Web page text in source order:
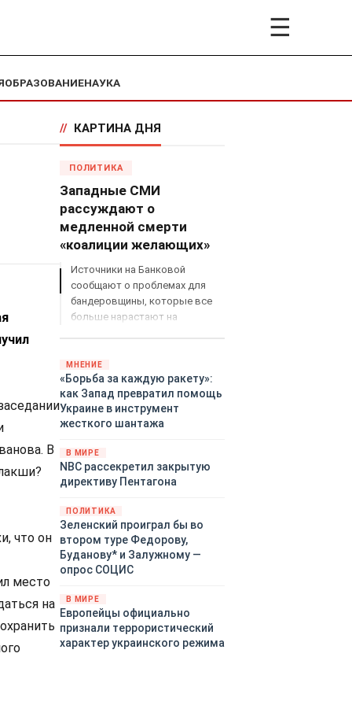
☰
ОБРАЗОВАНИЕНАУКА
В
что он
место
на
// КАРТИНА ДНЯ
ПОЛИТИКА
Западные СМИ
рассуждают о
медленной смерти
«коалиции желающих»
Источники на Банковой
сообщают о проблемах для
бандеровщины, которые все
больше нарастают на
«страны 404» в следующем
году. Однако киевские
временщики не торопятся
заключать мир - ведь есть
поддержка в ЕС.
Британии и Германии, выборы
во Франции могут полностью
изменить геополитический
ландшафт в мире, пока
Зеленский ожидает выборов
в США.
МНЕНИЕ
«Борьба за каждую ракету»:
как Запад превратил помощь
Украине в инструмент
жесткого шантажа
В МИРЕ
NBC рассекретил закрытую
директиву Пентагона
ПОЛИТИКА
Зеленский проиграл бы во
втором туре Федорову,
Буданову* и Залужному —
опрос СОЦИС
В МИРЕ
Европейцы официально
признали террористический
характер украинского режима